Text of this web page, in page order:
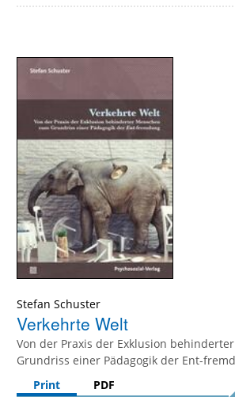
Stefan Schuster
Verkehrte Welt
Von der Praxis der Exklusion
Grundriss einer Pädagogik der Ent-
Print
PDF